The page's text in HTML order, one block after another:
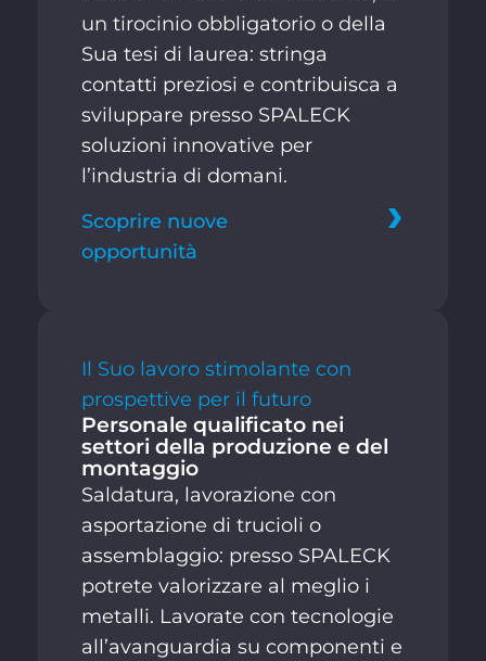
un tirocinio obbligatorio o della
Sua tesi di laurea: stringa
contatti preziosi e contribuisca a
sviluppare presso SPALECK
soluzioni innovative per
l’industria di domani.
Scoprire nuove
opportunità
Il Suo lavoro stimolante con
prospettive per il futuro
Personale qualificato nei
settori della produzione e del
montaggio
Saldatura, lavorazione con
asportazione di trucioli o
assemblaggio: presso SPALECK
potrete valorizzare al meglio i
metalli. Lavorate con tecnologie
all’avanguardia su componenti e